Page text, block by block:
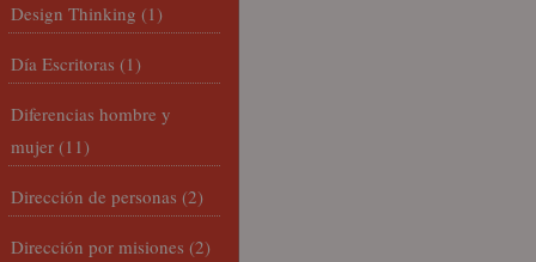
Design Thinking (1)
Día Escritoras (1)
Diferencias hombre y
mujer (11)
Dirección de personas (2)
Dirección por misiones (2)